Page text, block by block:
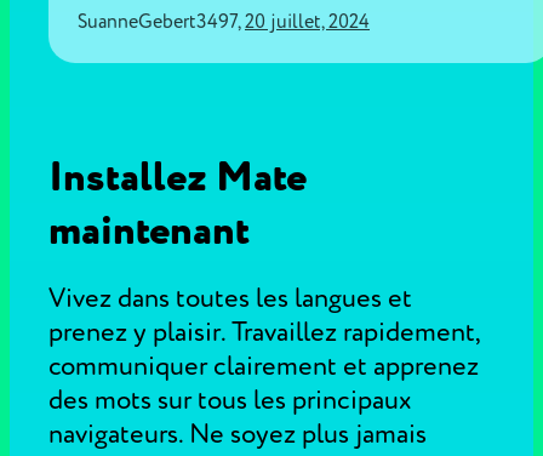
SuanneGebert3497, 20 juillet, 2024
Installez Mate
maintenant
Vivez dans toutes les langues et
prenez y plaisir. Travaillez rapidement,
communiquer clairement et apprenez
des mots sur tous les principaux
navigateurs. Ne soyez plus jamais